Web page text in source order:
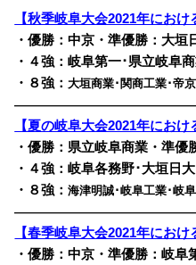
【秋季岐阜大会2021年におけ
・優勝：中京・準優勝：大垣
・４強：岐阜第一･県立岐阜
・８強：大垣商業･関商工業･帝
【夏の岐阜大会2021年におけ
・優勝：県立岐阜商業・準優
・４強：岐阜各務野･大垣日大
・８強：海津明誠･岐阜工業･岐
【春季岐阜大会2021年におけ
・優勝：中京・準優勝：岐阜